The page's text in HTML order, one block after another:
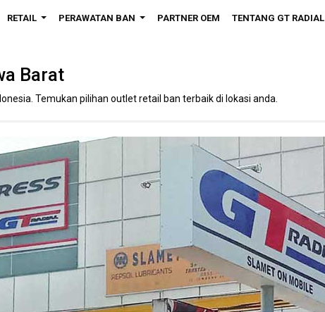
RETAIL
PERAWATAN BAN
PARTNER OEM
TENTANG GT RADIAL
Barat
Temukan pilihan outlet retail ban terbaik di lokasi anda.